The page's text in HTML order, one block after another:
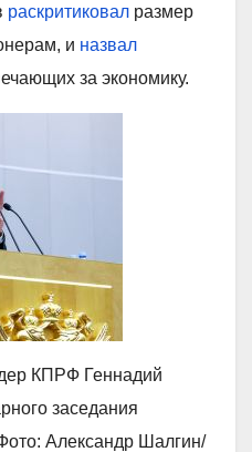
раскритиковал размер
и назвал
за экономику.
КПРФ Геннадий
заседания
Александр Шалгин/